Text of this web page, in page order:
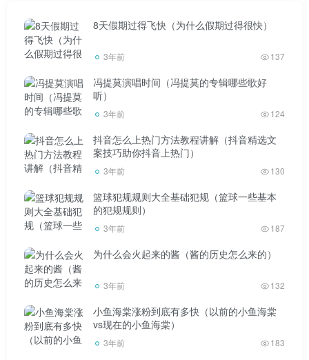
大概是出于对未知未来的恐惧，郭聪明出生后，家里的
父母一直对这个孩子特别宠爱郭聪明。能力范围内，基本有
求必应郭聪明。也是因为父母的爱，让郭聪明走上了“艺术”
之路，代价相当大郭聪明。一个普通家庭郭聪明，培养一个
声乐生有多难？高中之前，郭聪明陆续报了声乐的超长班，
真正爱上了音乐的世界郭聪明。
当老师，当公务员，做生意，我就想唱郭聪明”为了学习音
乐，减轻父母负担郭聪明。除了交学费，他就靠几百块钱生
8天假期过得飞快（为什么假期过得很快）
3年前 137
冯提莫演唱时间（冯提莫的专辑哪些歌好
听）
3年前 124
抖音怎么上热门方法教程讲解（抖音精选文
案技巧助你抖音上热门）
3年前 130
篮球犯规规则大全基础犯规（篮球一些基本
的犯规规则）
3年前 187
为什么会火起来的酱（酱的历史怎么来的）
3年前 132
小鱼海棠涨粉到底有多快（以前的小鱼海棠
vs现在的小鱼海棠）
3年前 183